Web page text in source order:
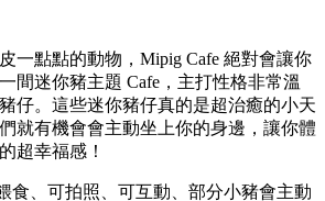
一點點的動物， Mipig Cafe 絕對會讓你
間迷你豬主題 Cafe， 主打性格非常溫
仔。 這些迷你豬仔真的是超治癒的小天
就有機會會主動坐上你的身邊， 讓你體
超幸福感！
食、 可拍照、 可互動、 部分小豬會主動